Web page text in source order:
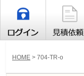
HOME > 704-TR-o